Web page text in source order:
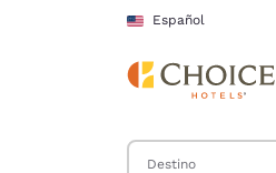
Pasar A Contenido Principal
Español
Buscar hoteles
Destino